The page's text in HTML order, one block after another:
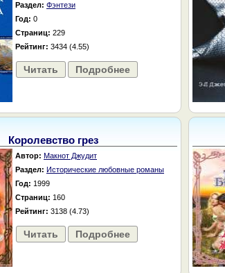
Раздел: Фэнтези
Год: 0
Страниц: 229
Рейтинг: 3434 (4.55)
Читать Подробнее
Королевство грез
Автор: Макнот Джудит
Раздел: Исторические любовные романы
Год: 1999
Страниц: 160
Рейтинг: 3138 (4.73)
Читать Подробнее